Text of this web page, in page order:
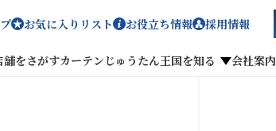
お気に入りリスト お役立ち情報 採用情報
舗をさがすカーテンじゅうたん王国を知る 会社案内